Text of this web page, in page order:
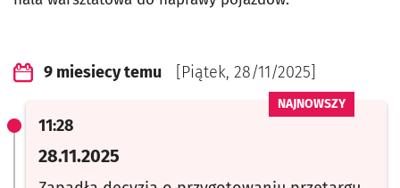
9 miesiecy temu [Piątek, 28/11/2025]
11:28
28.11.2025